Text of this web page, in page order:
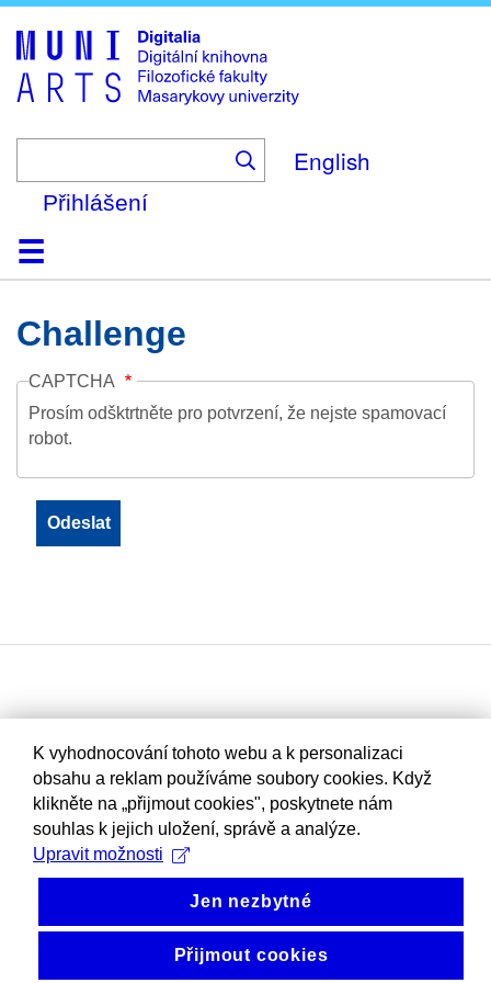
to
main
content
English
Přihlášení
DomůKolekce
Prohlížení
Vyhledávání
O platformě
Nápověda
KontaktDigitalia
Challenge
CAPTCHA
Prosím odšktrtněte pro potvrzení, že nejste spamovací
robot.
K vyhodnocování tohoto webu a k personalizaci
obsahu a reklam používáme soubory cookies. Když
klikněte na „přijmout cookies", poskytnete nám
souhlas k jejich uložení, správě a analýze.
Upravit možnosti
Jen nezbytné
Přijmout cookies